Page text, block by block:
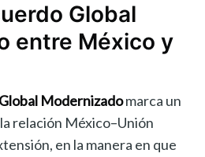
Global
entre México y
Modernizadomarca un
relación México–Unión
en la manera en que